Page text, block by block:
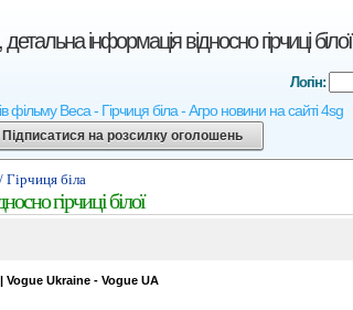
інформація відносно гірчиці білої
фільму Веса - Гірчиця біла - Агро новини на сайті 4sg
Логін:
Підписатися на розсилку оголошень
/ Гірчиця біла
гірчиці білої
Ukraine - Vogue UA